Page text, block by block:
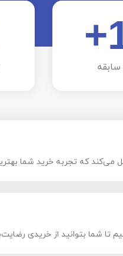
+
می‌کند که تجربه خرید شما
تا شما بتوانید از خریدی